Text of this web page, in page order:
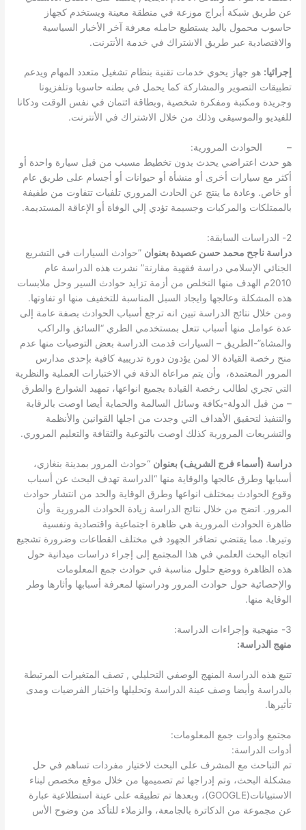
عن طريق شبكة أبراج موزعة في منطقة معينة ويستخدم كجهاز
حاسوب محمول باليد يستطيع حامله معرفة آخر الأخبار السياسية
والاقتصادية عبر طريق الاشتراك في خدمة الأنترنت.
إجرائيا: هو جهاز يحوي خدمات تقنية بنظام تشغيل متعدد المهام ويدعم
تطبيقات التصوير والمشاركة كما يحمل في بطنه حاسوبا وتلفزيونا
وجريدة ومكتبة ومفكرة شخصية ,وبطاقة ائتمان في نفس الوقت ودكانا
للفيديو والموسيقى وذلك من خلال الاشتراك في الأنترنت.
– الحوادث المرورية:
هو حدث اعتراضي يحدث بدون تخطيط مسبب من قبل سيارة واحدة أو
أكثر مع سيارات أخرى أو منشأة أو حيوانات أو أجسام على طريق عام
أو خاص. وعادة ما ينتج عن الحادث المروري تلفيات تتفاوت من طفيفة
بالممتلكات والمركبات وجسيمة تؤدي إلي الوفاة أو الإعاقة المستديمة.
2- الدراسات السابقة:
دراسة ناجح محمد حسن عصيدة بعنوان ”حوادث السيارات في التشريع
الجنائي الإسلامي دراسة فقهية مقارنة” نشرت هذه الدراسة عام
2010م الهدف منها التخلص من أزمة تزايد حوادث السير وحل ملابسات
هذه المشكلة وعالجها وايجاد السبل المناسبة للتخفيف منها او تفاوتها.
ومن خلال نتائج الدراسة تبين انه ترجع أسباب الحوادث بصفة عامة إلى
عدة عوامل منها أسباب تتعل بمستخدمي الطري “السائق والراكب
والمشاة”-الطريق – السيارات قدمت الدراسة بعض التوصيات منها عدم
منح رخصة القيادة الا لمن يؤدون دورة تدريبية كافية بإحدى مدارس
المرور المعتمدة، وأن يتم مراعاة الدقة في الاختبارات العملية والنظرية
التي تجري لطالب رخصة القيادة بجميع انواعها، تمهيد الشوارع والطرق
– من قبل الدولة-بكافة وسائل السالمة والحماية أيضا اوصت بالرقابة
والتنفيذ لتحقيق الأهداف التي وجدت من اجلها القوانين والأنظمة
والتشريعات المرورية كذلك اوصت بالتوعية والثقافة والتعليم المروري.
دراسة (أسماء فرج الشريف) بعنوان “حوادث المرور بمدينة بنغازي،
أسبابها وطرق عالجها والوقاية منها “الدراسة تهدف البحث عن أسباب
وقوع الحوادث بمختلف انواعها وطرق الوقاية والحد من انتشار حوادث
المرور. اتضح من خلال نتائج الدراسة زيادة الحوادث المرورية وأن
ظاهرة الحوادث المرورية هي ظاهرة اجتماعية واقتصادية ونفسية
وتيرها. مما يقتضي تضافر الجهود في مختلف القطاعات وضرورة تشجيع
اتجاه البحث العلمي في هذا المجتمع إلى إجراء دراسات ميدانية حول
هذه الظاهرة ووضع حلول مناسبة في حوادث جمع المعلومات
والإحصائية حول حوادث المرور ودراستها لمعرفة أسبابها وأثارها وطر
الوقاية منها.
3- منهجية وإجراءات الدراسة:
منهج الدراسة:
تتبع هذه الدراسة المنهج الوصفي التحليلي , تصف المتغيرات المرتبطة
بالدراسة وأيضا وصف عينة الدراسة وتحليلها واختبار الفرضيات ومدى
تأثيرها.
مجتمع وأدوات جمع المعلومات:
أدوات الدراسة:
تم التباحث مع المشرف على البحث لاختيار مفردات تساهم في حل
مشكلة البحث، وتم إدراجها ثم تصميمها من خلال موقع مخصص لبناء
الاستبيانات(GOOGLE)، وبعدها تم تطبيقه على عينة استطلاعية عبارة
عن مجموعة من الدكاترة بالجامعة، والزملاء للتأكد من وضوح الأس